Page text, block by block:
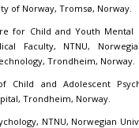
of Norway, Tromsø, Norway.
for Child and Youth Mental
Faculty, NTNU,
Trondheim, Norway.
Child and Adolescent
Trondheim, Norway.
NTNU, Norwegian